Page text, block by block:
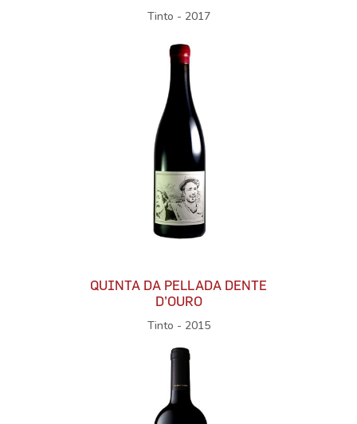
Tinto - 2017
QUINTA DA PELLADA DENTE
D’OURO
Tinto - 2015